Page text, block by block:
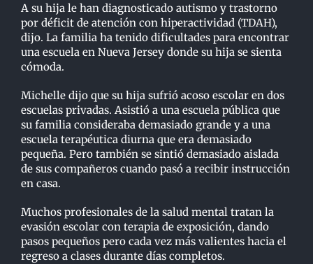
A su hija le han diagnosticado autismo y trastorno
por déficit de atención con hiperactividad (TDAH),
dijo. La familia ha tenido dificultades para encontrar
una escuela en Nueva Jersey donde su hija se sienta
cómoda.
Michelle dijo que su hija sufrió acoso escolar en dos
escuelas privadas. Asistió a una escuela pública que
su familia consideraba demasiado grande y a una
escuela terapéutica diurna que era demasiado
pequeña. Pero también se sintió demasiado aislada
de sus compañeros cuando pasó a recibir instrucción
en casa.
Muchos profesionales de la salud mental tratan la
evasión escolar con terapia de exposición, dando
pasos pequeños pero cada vez más valientes hacia el
regreso a clases durante días completos.